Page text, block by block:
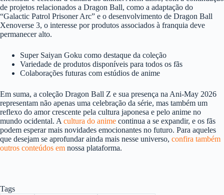
de projetos relacionados a Dragon Ball, como a adaptação do
“Galactic Patrol Prisoner Arc” e o desenvolvimento de Dragon Ball
Xenoverse 3, o interesse por produtos associados à franquia deve
permanecer alto.
Super Saiyan Goku como destaque da coleção
Variedade de produtos disponíveis para todos os fãs
Colaborações futuras com estúdios de anime
Em suma, a coleção Dragon Ball Z e sua presença na Ani-May 2026
representam não apenas uma celebração da série, mas também um
reflexo do amor crescente pela cultura japonesa e pelo anime no
mundo ocidental. Acultura do anime continua a se expandir, e os fãs
podem esperar mais novidades emocionantes no futuro. Para aqueles
que desejam se aprofundar ainda mais nesse universo, confira também
outros conteúdos em nossa plataforma.
Tags